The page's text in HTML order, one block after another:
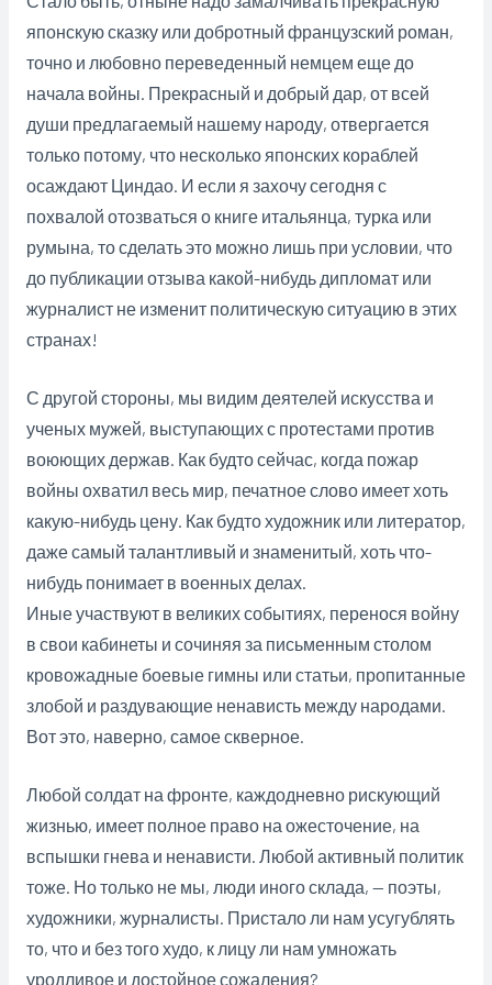
японскую сказку или добротный французский роман,
точно и любовно переведенный немцем еще до
начала войны. Прекрасный и добрый дар, от всей
души предлагаемый нашему народу, отвергается
только потому, что несколько японских кораблей
осаждают Циндао. И если я захочу сегодня с
похвалой отозваться о книге итальянца, турка или
румына, то сделать это можно лишь при условии, что
до публикации отзыва какой-нибудь дипломат или
журналист не изменит политическую ситуацию в этих
странах!
С другой стороны, мы видим деятелей искусства и
ученых мужей, выступающих с протестами против
воюющих держав. Как будто сейчас, когда пожар
войны охватил весь мир, печатное слово имеет хоть
какую-нибудь цену. Как будто художник или литератор,
даже самый талантливый и знаменитый, хоть что-
нибудь понимает в военных делах.
Иные участвуют в великих событиях, перенося войну
в свои кабинеты и сочиняя за письменным столом
кровожадные боевые гимны или статьи, пропитанные
злобой и раздувающие ненависть между народами.
Вот это, наверно, самое скверное.
Любой солдат на фронте, каждодневно рискующий
жизнью, имеет полное право на ожесточение, на
вспышки гнева и ненависти. Любой активный политик
тоже. Но только не мы, люди иного склада, — поэты,
художники, журналисты. Пристало ли нам усугублять
то, что и без того худо, к лицу ли нам умножать
уродливое и достойное сожаления?